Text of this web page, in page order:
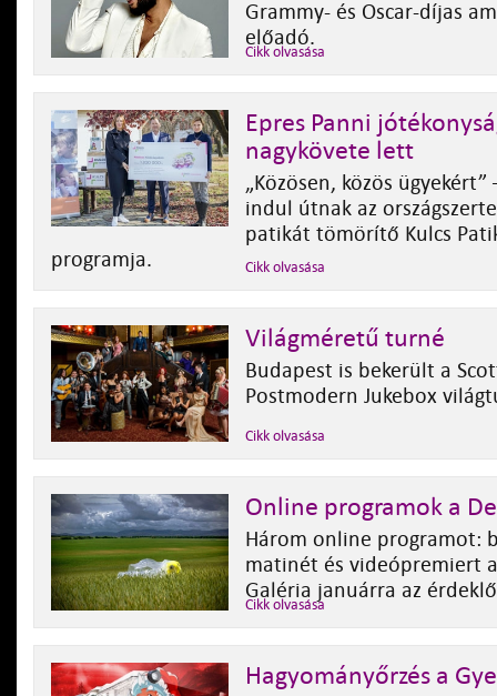
Grammy- és Oscar-díjas
előadó.
Cikk olvasása
Epres Panni
nagykövete lett
„Közösen, közös
indul útnak az
patikát tömörítő Kulcs
programja.
Cikk olvasása
Világméretű turné
Budapest is bekerült a
Postmodern Jukebox
Cikk olvasása
Online programok a
Három online programot:
matinét és videópremiert
Galéria januárra az
Cikk olvasása
Hagyományőrzés a